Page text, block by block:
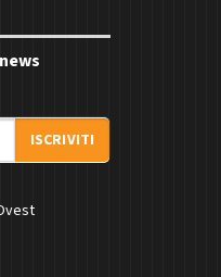
ISCRIVITI